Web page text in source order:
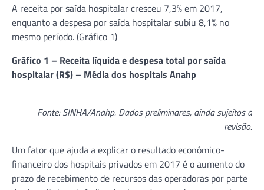
A receita por saída hospitalar cresceu 7,3% em 2017,
enquanto a despesa por saída hospitalar subiu 8,1% no
mesmo período. (Gráfico 1)
Gráfico 1 – Receita líquida e despesa total por saída
hospitalar (R$) – Média dos hospitais Anahp
Fonte: SINHA/Anahp. Dados preliminares, ainda sujeitos a
revisão.
Um fator que ajuda a explicar o resultado econômico-
financeiro dos hospitais privados em 2017 é o aumento do
prazo de recebimento de recursos das operadoras por parte